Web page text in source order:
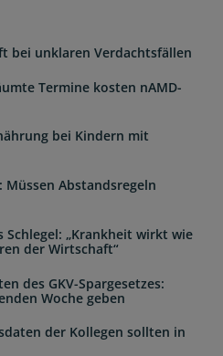
bei unklaren Verdachtsfällen
Termine kosten nAMD-
bei Kindern mit
Müssen Abstandsregeln
Schlegel: „Krankheit wirkt wie
der Wirtschaft“
des GKV-Spargesetzes:
Woche geben
der Kollegen sollten in